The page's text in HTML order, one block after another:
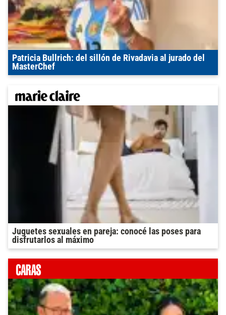
Patricia Bullrich: del sillón de Rivadavia al jurado del
MasterChef
Juguetes sexuales en pareja: conocé las poses para
disfrutarlos al máximo